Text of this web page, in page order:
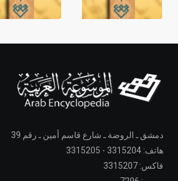
دمشق ـ الروضة ـ شارع قاسم أمين ـ رقم 39
هاتف: 3315204 - 3315205
فاكس: 3315207